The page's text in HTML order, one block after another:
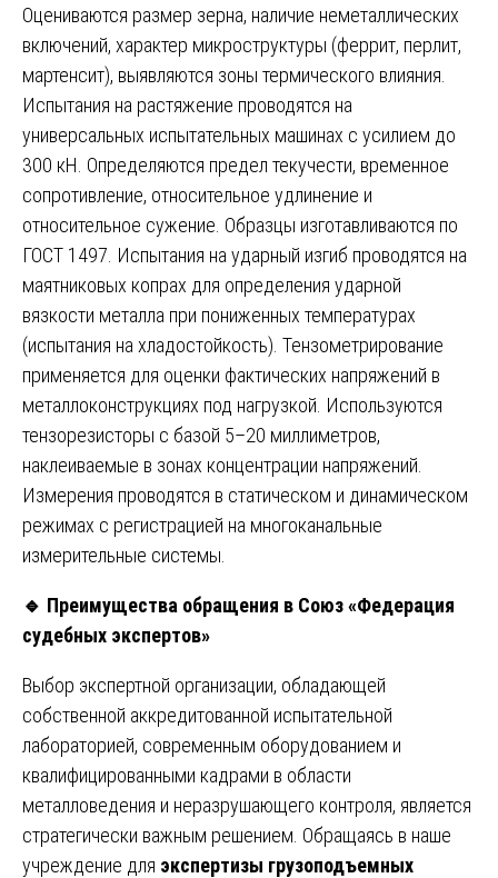
Оцениваются размер зерна, наличие неметаллических
включений, характер микроструктуры (феррит, перлит,
мартенсит), выявляются зоны термического влияния.
Испытания на растяжение проводятся на
универсальных испытательных машинах с усилием до
300 кН. Определяются предел текучести, временное
сопротивление, относительное удлинение и
относительное сужение. Образцы изготавливаются по
ГОСТ 1497. Испытания на ударный изгиб проводятся на
маятниковых копрах для определения ударной
вязкости металла при пониженных температурах
(испытания на хладостойкость). Тензометрирование
применяется для оценки фактических напряжений в
металлоконструкциях под нагрузкой. Используются
тензорезисторы с базой 5–20 миллиметров,
наклеиваемые в зонах концентрации напряжений.
Измерения проводятся в статическом и динамическом
режимах с регистрацией на многоканальные
измерительные системы.
🔹 Преимущества обращения в Союз «Федерация
судебных экспертов»
Выбор экспертной организации, обладающей
собственной аккредитованной испытательной
лабораторией, современным оборудованием и
квалифицированными кадрами в области
металловедения и неразрушающего контроля, является
стратегически важным решением. Обращаясь в наше
учреждение для экспертизы грузоподъемных